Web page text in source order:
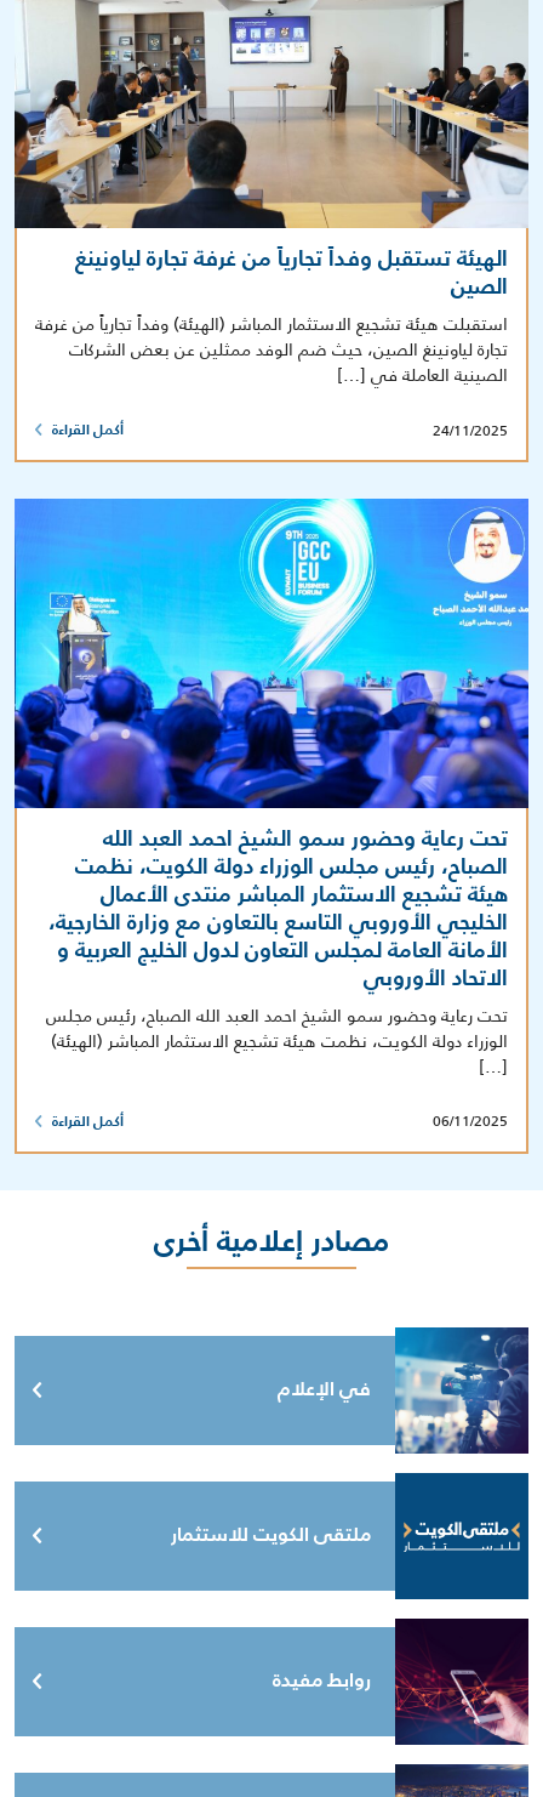
الهيئة تستقبل وفداً تجارياً من غرفة تجارة لياونينغ
الصين
استقبلت هيئة تشجيع الاستثمار المباشر (الهيئة) وفداً تجارياً من غرفة
تجارة لياونينغ الصين، حيث ضم الوفد ممثلين عن بعض الشركات
الصينية العاملة في […]
24/11/2025 أكمل القراءة
تحت رعاية وحضور سمو الشيخ احمد العبد الله
الصباح، رئيس مجلس الوزراء دولة الكويت، نظمت
هيئة تشجيع الاستثمار المباشر منتدى الأعمال
الخليجي الأوروبي التاسع بالتعاون مع وزارة الخارجية،
الأمانة العامة لمجلس التعاون لدول الخليج العربية و
الاتحاد الأوروبي
تحت رعاية وحضور سمو الشيخ احمد العبد الله الصباح، رئيس مجلس
الوزراء دولة الكويت، نظمت هيئة تشجيع الاستثمار المباشر (الهيئة)
[…]
06/11/2025 أكمل القراءة
مصادر إعلامية أخرى
في الإعلام
ملتقى الكويت للاستثمار
روابط مفيدة